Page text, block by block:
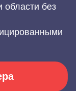
области без